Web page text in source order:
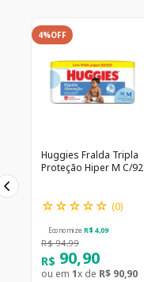
4%OFF
Huggies Fralda Tripla
Proteção Hiper M C/92
☆☆☆☆☆ (0)
Economize R$ 4,09
R$ 94,99
R$ 90,90
ou em 1x de R$ 90,90